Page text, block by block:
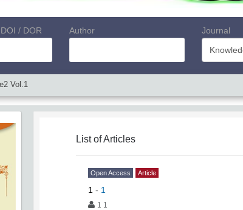
/ DOR Author
Journal
2 Vol.1
List of Articles
Open Access Article
1 - 1
1 1